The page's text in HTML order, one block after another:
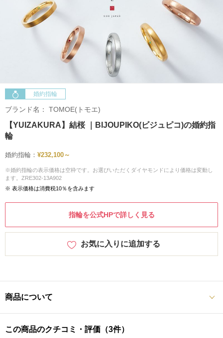
婚約指輪
ブランド名： TOMOE(トモエ)
【YUIZAKURA】結桜 ｜BIJOUPIKO(ビジュピコ)の婚約指
輪
婚約指輪： ¥232,100～
※婚約指輪の表示価格は空枠です。お選びいただくダイヤモンドにより価格は変動し
ます。ZRE302-13A902
※ 表示価格は消費税10％を含みます
指輪を公式HPで詳しく見る
お気に入りに追加する
商品について
この商品のクチコミ・評価（3件）